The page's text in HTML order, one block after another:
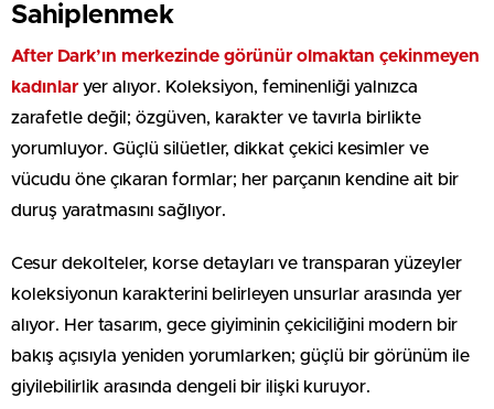
Sahiplenmek
After Dark’ın merkezinde görünür olmaktan çekinmeyen
kadınlar yer alıyor. Koleksiyon, feminenliği yalnızca
zarafetle değil; özgüven, karakter ve tavırla birlikte
yorumluyor. Güçlü silüetler, dikkat çekici kesimler ve
vücudu öne çıkaran formlar; her parçanın kendine ait bir
duruş yaratmasını sağlıyor.
Cesur dekolteler, korse detayları ve transparan yüzeyler
koleksiyonun karakterini belirleyen unsurlar arasında yer
alıyor. Her tasarım, gece giyiminin çekiciliğini modern bir
bakış açısıyla yeniden yorumlarken; güçlü bir görünüm ile
giyilebilirlik arasında dengeli bir ilişki kuruyor.